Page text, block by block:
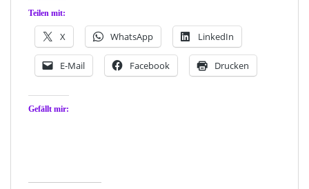
Teilen mit:
X WhatsApp LinkedIn
E-Mail Facebook Drucken
Gefällt mir: